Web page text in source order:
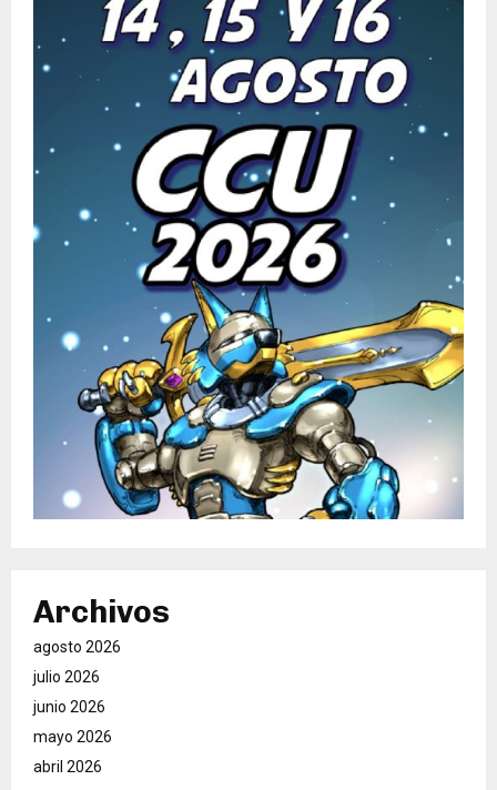
Archivos
agosto 2026
julio 2026
junio 2026
mayo 2026
abril 2026